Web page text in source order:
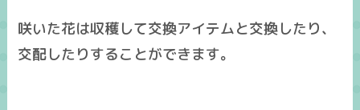
咲いた花は収穫して交換アイテムと交換したり、
交配したりすることができます。